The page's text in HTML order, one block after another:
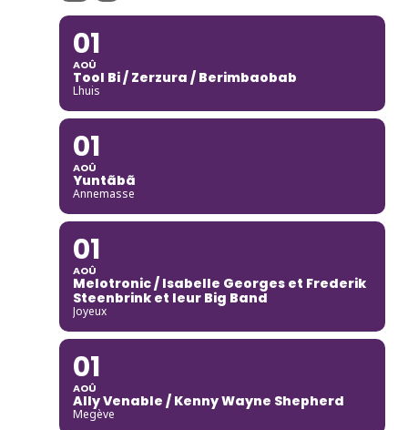
01
AOÛ
Tool Bi / Zerzura / Berimbaobab
Lhuis
01
AOÛ
Yuntãbã
Annemasse
01
AOÛ
Melotronic / Isabelle Georges et Frederik
Steenbrink et leur Big Band
Joyeux
01
AOÛ
Ally Venable / Kenny Wayne Shepherd
Megève